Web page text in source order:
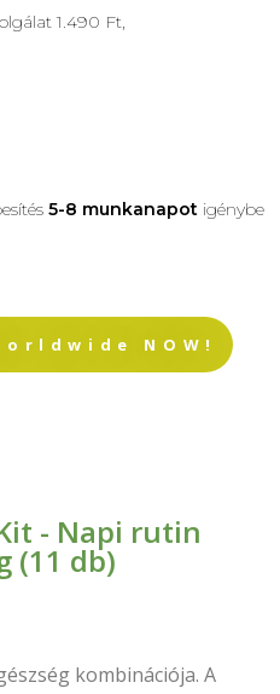
1.490 Ft,
5-8 munkanapot igénybe
NOW!
- Napi rutin
(11 db)
kombinációja. A